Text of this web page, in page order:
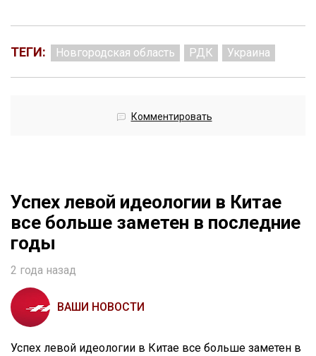
ТЕГИ: Новгородская область РДК Украина
Комментировать
Успех левой идеологии в Китае
все больше заметен в последние
годы
2 года назад
ВАШИ НОВОСТИ
Успех левой идеологии в Китае все больше заметен в